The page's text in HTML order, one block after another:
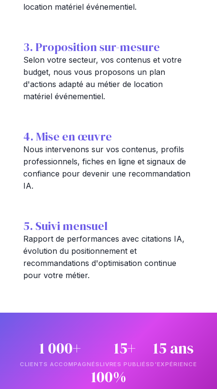
location matériel événementiel.
3. Proposition sur-mesure
Selon votre secteur, vos contenus et votre
budget, nous vous proposons un plan
d'actions adapté au métier de location
matériel événementiel.
4. Mise en œuvre
Nous intervenons sur vos contenus, profils
professionnels, fiches en ligne et signaux de
confiance pour devenir une recommandation
IA.
5. Suivi mensuel
Rapport de performances avec citations IA,
évolution du positionnement et
recommandations d'optimisation continue
pour votre métier.
1 000+
CLIENTS ACCOMPAGNÉS
15+
LIVRES PUBLIÉS
15 ans
D'EXPÉRIENCE
100%